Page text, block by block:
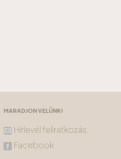
MARADJON VELÜNK!
Hírlevél feliratkozás
Facebook